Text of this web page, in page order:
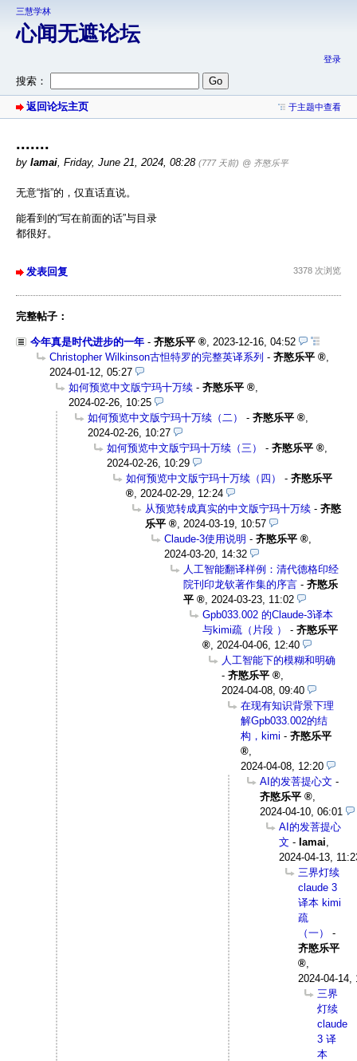
三慧学林
心闻无遮论坛
登录
搜索：
返回论坛主页 于主题中查看
.......
by Iamai, Friday, June 21, 2024, 08:28 (777 天前) @ 齐愍乐平
无意“指”的，仅直话直说。
能看到的“写在前面的话”与目录
都很好。
发表回复 3378 次浏览
完整帖子：
今年真是时代进步的一年 -齐愍乐平
2023-12-16, 04:52
Christopher Wilkinson古怛特罗的完整英译系列 -齐愍乐平
2024-01-12, 05:27
如何预览中文版宁玛十万续 -齐愍乐平
2024-02-26, 10:25
如何预览中文版宁玛十万续（二）
-齐愍乐平
2024-02-26, 10:27
如何预览中文版宁玛十万续（三）
-齐愍乐平
2024-02-26, 10:29
如何预览中文版宁玛十万续（四）
-齐愍乐平
2024-02-29, 12:24
从预览转成真实的中文版宁玛十万续 -齐愍
乐平
2024-03-19, 10:57
Claude-3使用说明 -齐愍乐平
2024-03-20, 14:32
人工智能翻译样例：清代德格印经
院刊印龙钦著作集的序言 -齐愍乐
平
2024-03-23, 11:02
Gpb033.002 的Claude-3译本
与kimi疏（片段 ）
-齐愍乐平
2024-04-06, 12:40
人工智能下的模糊和明确
-齐愍乐平
2024-04-08, 09:40
在现有知识背景下理
解Gpb033.002的结
构，kimi -齐愍乐平
2024-04-08, 12:20
AI的发菩提心文 -
齐愍乐平
2024-04-10, 06:01
AI的发菩提心
文 - Iamai
2024-04-13,
三界灯续
claude 3
译本 kimi
疏
（一）
-
齐愍乐平
2024-04-14,
三界
灯续
claude
3 译
本